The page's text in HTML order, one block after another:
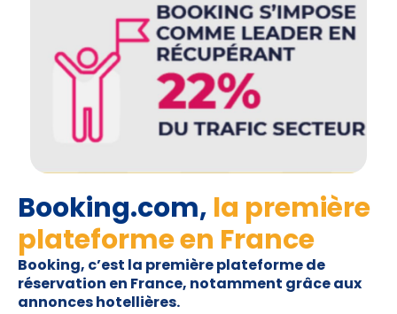
Booking.com, la première
plateforme en France
Booking, c’est la première plateforme de
réservation en France, notamment grâce aux
annonces hotellières.